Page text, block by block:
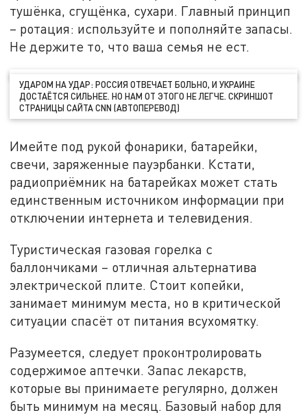
тушёнка, сгущёнка, сухари. Главный принцип
– ротация: используйте и пополняйте запасы.
Не держите то, что ваша семья не ест.
УДАРОМ НА УДАР: РОССИЯ ОТВЕЧАЕТ БОЛЬНО, И УКРАИНЕ
ДОСТАЁТСЯ СИЛЬНЕЕ. НО НАМ ОТ ЭТОГО НЕ ЛЕГЧЕ. СКРИНШОТ
СТРАНИЦЫ САЙТА CNN (АВТОПЕРЕВОД)
Имейте под рукой фонарики, батарейки,
свечи, заряженные пауэрбанки. Кстати,
радиоприёмник на батарейках может стать
единственным источником информации при
отключении интернета и телевидения.
Туристическая газовая горелка с
баллончиками – отличная альтернатива
электрической плите. Стоит копейки,
занимает минимум места, но в критической
ситуации спасёт от питания всухомятку.
Разумеется, следует проконтролировать
содержимое аптечки. Запас лекарств,
которые вы принимаете регулярно, должен
быть минимум на месяц. Базовый набор для